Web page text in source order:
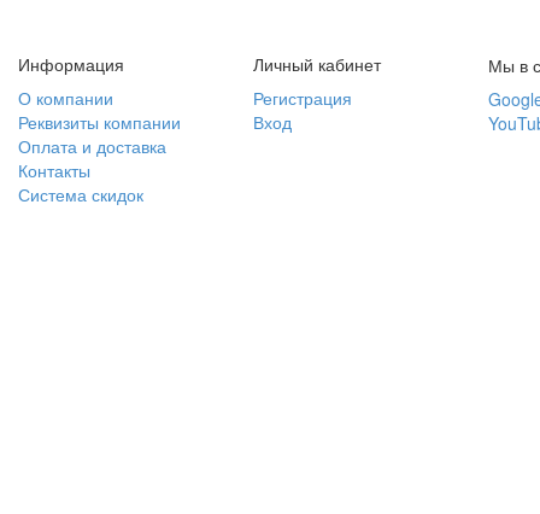
Информация
О компании
Реквизиты компании
Оплата и доставка
Контакты
Система скидок
Личный кабинет
Регистрация
Вход
Мы в